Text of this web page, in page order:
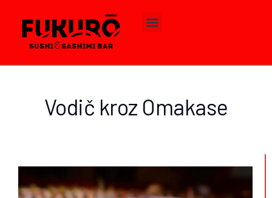
Vodič kroz Omakase